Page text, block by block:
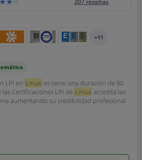
207 reseñas
+11
LPI en Linux es tiene una duración de 80
Certificaciones LPI de Linux acredita las
aumentando su credibilidad profesional